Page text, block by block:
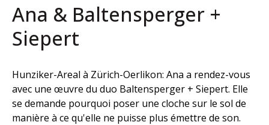
Ana & Baltensperger +
Siepert
Hunziker-Areal à Zürich-Oerlikon: Ana a rendez-vous
avec une œuvre du duo Baltensperger + Siepert. Elle
se demande pourquoi poser une cloche sur le sol de
manière à ce qu'elle ne puisse plus émettre de son.